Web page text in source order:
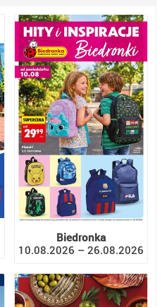
Biedronka
10.08.2026 – 26.08.2026